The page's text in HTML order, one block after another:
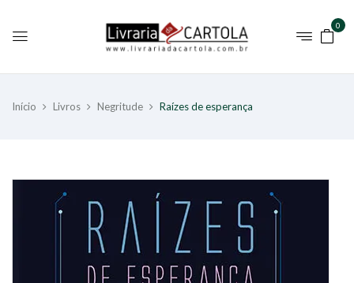
0
Início Livros Negritude Raízes de esperança